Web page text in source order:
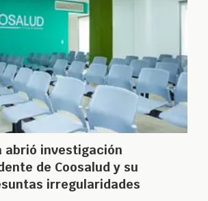
abrió investigación
de Coosalud y su
irregularidades